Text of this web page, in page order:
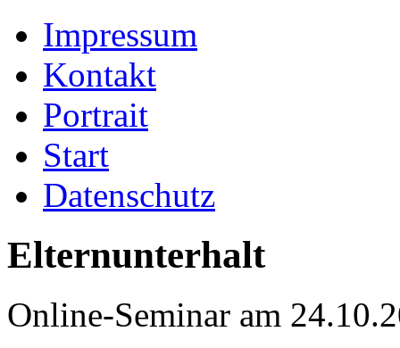
Impressum
Kontakt
Portrait
Start
Datenschutz
Elternunterhalt
Online-Seminar am